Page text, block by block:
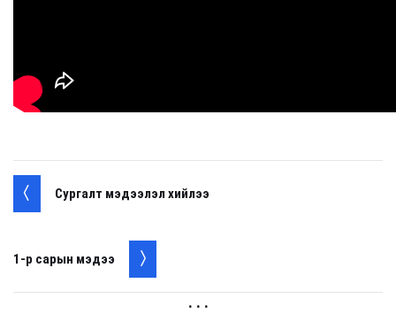
Сургалт мэдээлэл хийлээ
1-р сарын мэдээ
. . .